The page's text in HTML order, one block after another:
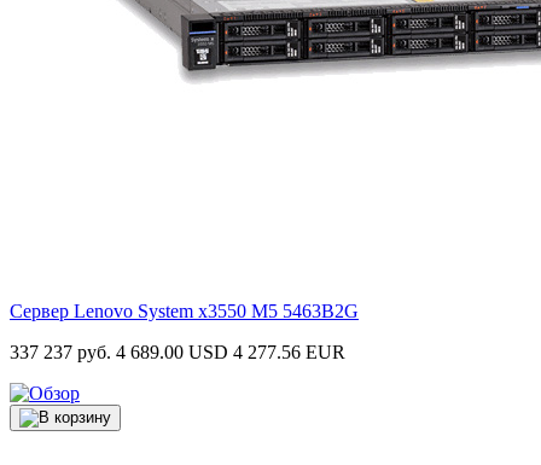
Сервер Lenovo System x3550 M5 5463B2G
337 237 руб. 4 689.00 USD 4 277.56 EUR